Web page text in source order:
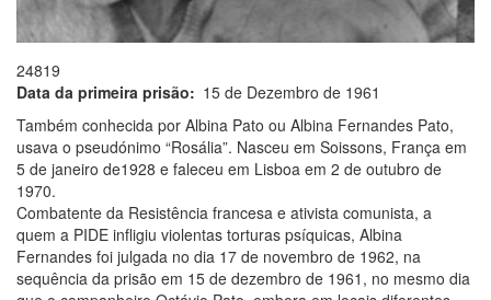
24819
Data da primeira prisão
15 de Dezembro de 1961
Também conhecida por Albina Pato ou Albina Fernandes Pato,
usava o pseudónimo “Rosália”. Nasceu em Soissons, França em
5 de janeiro de1928 e faleceu em Lisboa em 2 de outubro de
1970.
Combatente da Resistência francesa e ativista comunista, a
quem a PIDE infligiu violentas torturas psíquicas, Albina
Fernandes foi julgada no dia 17 de novembro de 1962, na
sequência da prisão em 15 de dezembro de 1961, no mesmo dia